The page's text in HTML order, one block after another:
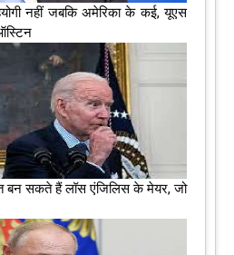
नहीं जबकि अमेरिका के कई, यूएस
बन सकते हैं लॉस एंजिलिस के मेयर, जो